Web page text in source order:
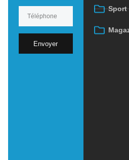
Envoyer
Sport